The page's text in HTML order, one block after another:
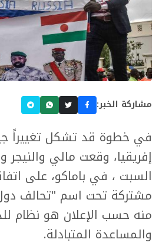
مشاركة الخبر:
في خطوة قد تشكل تغييراً
إفريقيا، وقعت مالي والنيجر
السبت ، في باماكو، على
مشتركة تحت اسم "تحالف
منه حسب الإعلان هو نظام
والمساعدة المتبادلة.